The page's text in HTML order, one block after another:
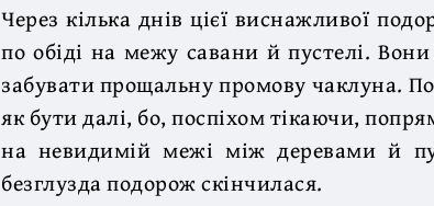
Через кілька днів цієї виснажливої
по обіді на межу савани й пустелі.
забувати прощальну промову чаклуна.
як бути далі, бо, поспіхом тікаючи,
на невидимій межі між деревами й
безглузда подорож скінчилася.